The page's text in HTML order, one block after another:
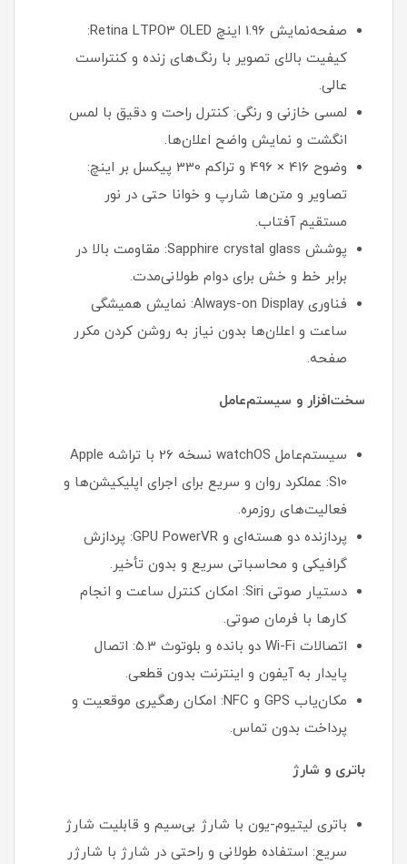
صفحه‌نمایش 1.96 اینچ Retina LTPO3 OLED:
کیفیت بالای تصویر با رنگ‌های زنده و کنتراست
عالی.
لمسی خازنی و رنگی: کنترل راحت و دقیق با لمس
انگشت و نمایش واضح اعلان‌ها.
وضوح 416 × 496 و تراکم 330 پیکسل بر اینچ:
تصاویر و متن‌ها شارپ و خوانا حتی در نور
مستقیم آفتاب.
پوشش Sapphire crystal glass: مقاومت بالا در
برابر خط و خش برای دوام طولانی‌مدت.
فناوری Always-on Display: نمایش همیشگی
ساعت و اعلان‌ها بدون نیاز به روشن کردن مکرر
صفحه.
سخت‌افزار و سیستم‌عامل
سیستم‌عامل watchOS نسخه 26 با تراشه Apple
S10: عملکرد روان و سریع برای اجرای اپلیکیشن‌ها و
فعالیت‌های روزمره.
پردازنده دو هسته‌ای و GPU PowerVR: پردازش
گرافیکی و محاسباتی سریع و بدون تأخیر.
دستیار صوتی Siri: امکان کنترل ساعت و انجام
کارها با فرمان صوتی.
اتصالات Wi-Fi دو بانده و بلوتوث 5.3: اتصال
پایدار به آیفون و اینترنت بدون قطعی.
مکان‌یاب GPS و NFC: امکان رهگیری موقعیت و
پرداخت بدون تماس.
باتری و شارژ
باتری لیتیوم-یون با شارژ بی‌سیم و قابلیت شارژ
سریع: استفاده طولانی و راحتی در شارژ با شارژر